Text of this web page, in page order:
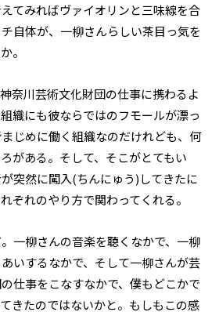
てみればヴァイオリンと三味線を合
自体が、一柳さんらしい茶目っ気を
。
奈川芸術文化財団の仕事に携わるよ
織にも彼ならではのフモールが漂っ
じめに働く組織なのだけれども、何
がある。そして、そこがとてもい
突然に闖入(ちんにゅう)してきたに
ぞれのやり方で関わってくれる。
一柳さんの音楽を聴くなかで、一柳
いするなかで、そして一柳さんが芸
仕事をこなすなかで、僕もどこかで
きたのではないかと。もしもこの感